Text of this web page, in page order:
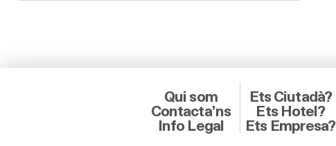
Qui som
Contacta’ns
Info Legal
Ets Ciutadà?
Ets Hotel?
Ets Empresa?